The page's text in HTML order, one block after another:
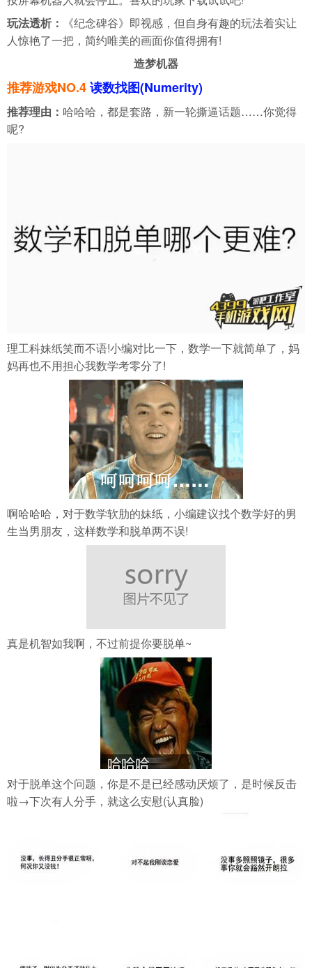
玩法透析：
《纪念碑谷》即视感，但自身有趣的玩法着实让
人惊艳了一把，简约唯美的画面你值得拥有!
造梦机器
推荐游戏NO.4读数找图(Numerity)
推荐理由： 哈哈哈，都是套路，新一轮撕逼话题……你觉得
呢?
理工科妹纸笑而不语!小编对比一下，数学一下就简单了，妈
妈再也不用担心我数学考零分了!
啊哈哈哈，对于数学软肋的妹纸，小编建议找个数学好的男
生当男朋友，这样数学和脱单两不误!
真是机智如我啊，不过前提你要脱单~
对于脱单这个问题，你是不是已经感动厌烦了，是时候反击
啦→下次有人分手，就这么安慰(认真脸)